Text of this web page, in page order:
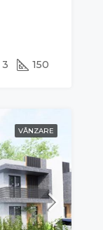
3 150
VÂNZARE